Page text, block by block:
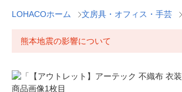
LOHACOホーム 文房具・オフィス・手芸
熊本地震の影響について